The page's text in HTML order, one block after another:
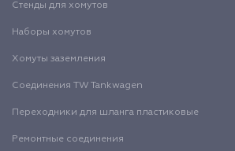
Стенды для хомутов
Наборы хомутов
Хомуты заземления
Соединения TW Tankwagen
Переходники для шланга пластиковые
Ремонтные соединения